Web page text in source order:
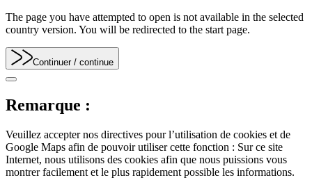
The page you have attempted to open is not available in the selected
country version. You will be redirected to the start page.
Continuer / continue
Remarque :
Veuillez accepter nos directives pour l’utilisation de cookies et de
Google Maps afin de pouvoir utiliser cette fonction : Sur ce site
Internet, nous utilisons des cookies afin que nous puissions vous
montrer facilement et le plus rapidement possible les informations.